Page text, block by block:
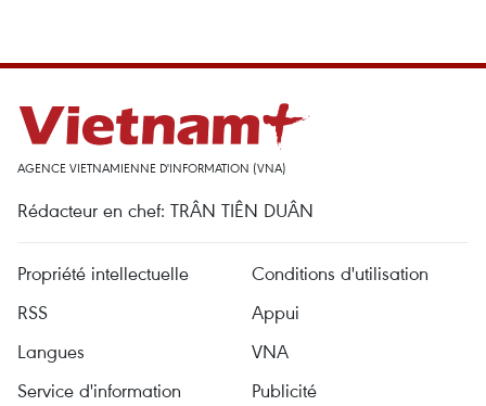
AGENCE VIETNAMIENNE D'INFORMATION (VNA)
Rédacteur en chef: TRÂN TIÊN DUÂN
Propriété intellectuelle
Conditions d'utilisation
RSS
Appui
Langues
VNA
Service d'information
Publicité